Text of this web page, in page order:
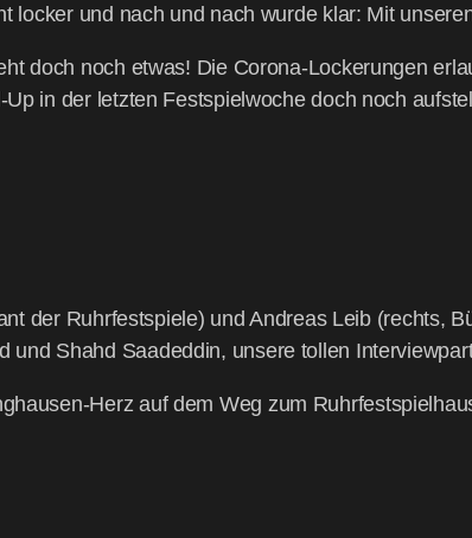
locker und nach und nach wur­de klar: Mit
doch noch etwas! Die Coro­na-Locke­run­gen
in der letz­ten Fest­spiel­wo­che doch noch
der Ruhr­fest­spie­le) und Andre­as Leib (rechts,
und Shahd Saa­deddin, unse­re tol­len
Herz auf dem Weg zum